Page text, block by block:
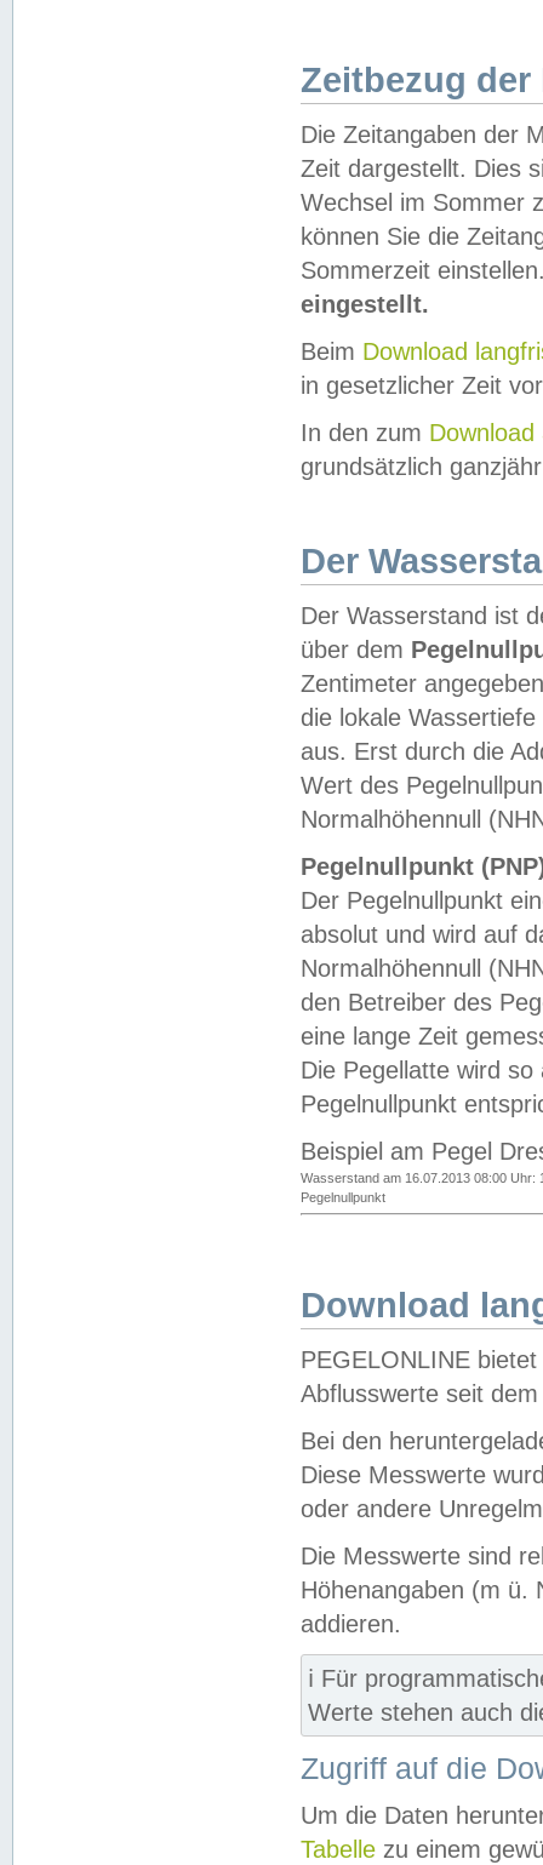
Zeitbezug der
Die Zeitangaben der
Zeit dargestellt. Dies
Wechsel im Sommer
können Sie die
Sommerzeit
eingestellt.
Beim Download
in gesetzlicher Zeit
In den zum Download
grundsätzlich
Der
Der Wasserstand ist
über dem
Zentimeter
die lokale
aus. Erst durch die
Wert des
Normalhöhennull
Pegelnullpunkt
Der Pegelnullpunkt
absolut und wird auf
Normalhöhennull
den Betreiber des
eine lange Zeit
Die Pegellatte wird
Pegelnullpunkt
Beispiel am Pegel
Wasserstand am 16.07.2013 08:00 Uhr:
Pegelnullpunkt
Download
PEGELONLINE
Abflusswerte seit
Bei den
Diese Messwerte
oder andere
Die Messwerte sind
Höhenangaben (m ü.
addieren.
ℹ️ Für
Werte stehen auch
Zugriff auf die
Um die Daten
Tabelle zu einem